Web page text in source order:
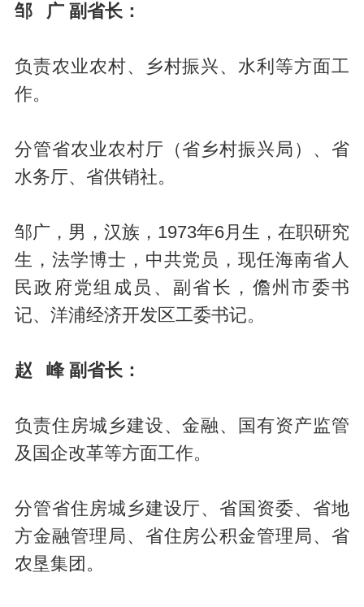
邹 广 副省长：
负责农业农村、乡村振兴、水利等方面工
作。
分管省农业农村厅（省乡村振兴局）、省
水务厅、省供销社。
邹广，男，汉族，1973年6月生，在职研究
生，法学博士，中共党员，现任海南省人
民政府党组成员、副省长，儋州市委书
记、洋浦经济开发区工委书记。
赵 峰 副省长：
负责住房城乡建设、金融、国有资产监管
及国企改革等方面工作。
分管省住房城乡建设厅、省国资委、省地
方金融管理局、省住房公积金管理局、省
农垦集团。